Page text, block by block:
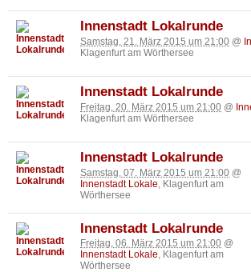
Innenstadt Lokalrunde
Samstag, 21. März 2015 um 21:00 @
Klagenfurt am Wörthersee
Innenstadt Lokalrunde
Freitag, 20. März 2015 um 21:00 @
Klagenfurt am Wörthersee
Innenstadt Lokalrunde
Samstag, 07. März 2015 um 21:00 @
Innenstadt Lokale , Klagenfurt am
Wörthersee
Innenstadt Lokalrunde
Freitag, 06. März 2015 um 21:00 @
Innenstadt Lokale, Klagenfurt am
Wörthersee